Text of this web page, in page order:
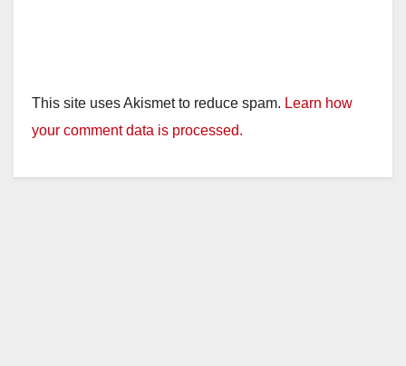
This site uses Akismet to reduce spam. Learn how
your comment data is processed.